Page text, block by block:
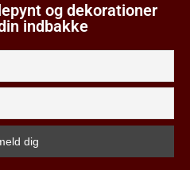
og dekorationer
indbakke